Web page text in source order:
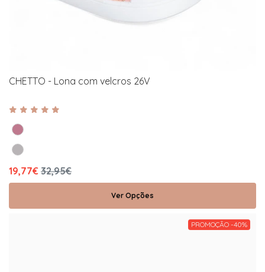
CHETTO - Lona com velcros 26V
19,77€ 32,95€
Ver Opções
PROMOÇÃO -40%